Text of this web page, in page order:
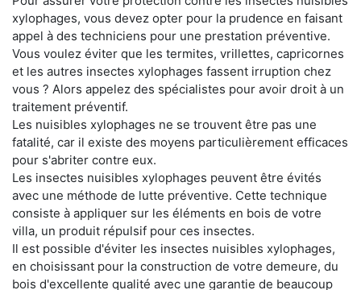
xylophages, vous devez opter pour la prudence en faisant
appel à des techniciens pour une prestation préventive.
Vous voulez éviter que les termites, vrillettes, capricornes
et les autres insectes xylophages fassent irruption chez
vous ? Alors appelez des spécialistes pour avoir droit à un
traitement préventif.
Les nuisibles xylophages ne se trouvent être pas une
fatalité, car il existe des moyens particulièrement efficaces
pour s'abriter contre eux.
Les insectes nuisibles xylophages peuvent être évités
avec une méthode de lutte préventive. Cette technique
consiste à appliquer sur les éléments en bois de votre
villa, un produit répulsif pour ces insectes.
Il est possible d'éviter les insectes nuisibles xylophages,
en choisissant pour la construction de votre demeure, du
bois d'excellente qualité avec une garantie de beaucoup